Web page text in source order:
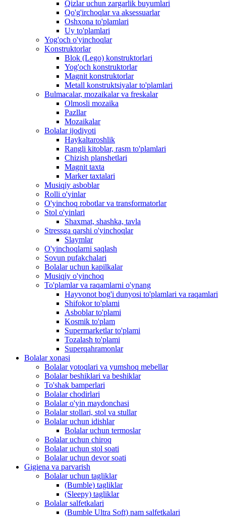
Qizlar uchun zargarlik buyumlari
Qo'g'irchoqlar va aksessuarlar
Oshxona to'plamlari
Uy to'plamlari
Yog'och o'yinchoqlar
Konstruktorlar
Blok (Lego) konstruktorlari
Yog'och konstruktorlar
Magnit konstruktorlar
Metall konstruktsiyalar to'plamlari
Bulmacalar, mozaikalar va freskalar
Olmosli mozaika
Pazllar
Mozaikalar
Bolalar ijodiyoti
Haykaltaroshlik
Rangli kitoblar, rasm to'plamlari
Chizish planshetlari
Magnit taxta
Marker taxtalari
Musiqiy asboblar
Rolli o'yinlar
O'yinchoq robotlar va transformatorlar
Stol o'yinlari
Shaxmat, shashka, tavla
Stressga qarshi o'yinchoqlar
Slaymlar
O'yinchoqlarni saqlash
Sovun pufakchalari
Bolalar uchun kapilkalar
Musiqiy o'yinchoq
To'plamlar va raqamlarni o'ynang
Hayvonot bog'i dunyosi to'plamlari va raqamlari
Shifokor to'plami
Asboblar to'plami
Kosmik to'plam
Supermarketlar to'plami
Tozalash to'plami
Superqahramonlar
Bolalar xonasi
Bolalar yotoqlari va yumshoq mebellar
Bolalar beshiklari va beshiklar
To'shak bamperlari
Bolalar chodirlari
Bolalar o'yin maydonchasi
Bolalar stollari, stol va stullar
Bolalar uchun idishlar
Bolalar uchun termoslar
Bolalar uchun chiroq
Bolalar uchun stol soati
Bolalar uchun devor soati
Gigiena va parvarish
Bolalar uchun tagliklar
(Bumble) tagliklar
(Sleepy) tagliklar
Bolalar salfetkalari
(Bumble Ultra Soft) nam salfetkalari